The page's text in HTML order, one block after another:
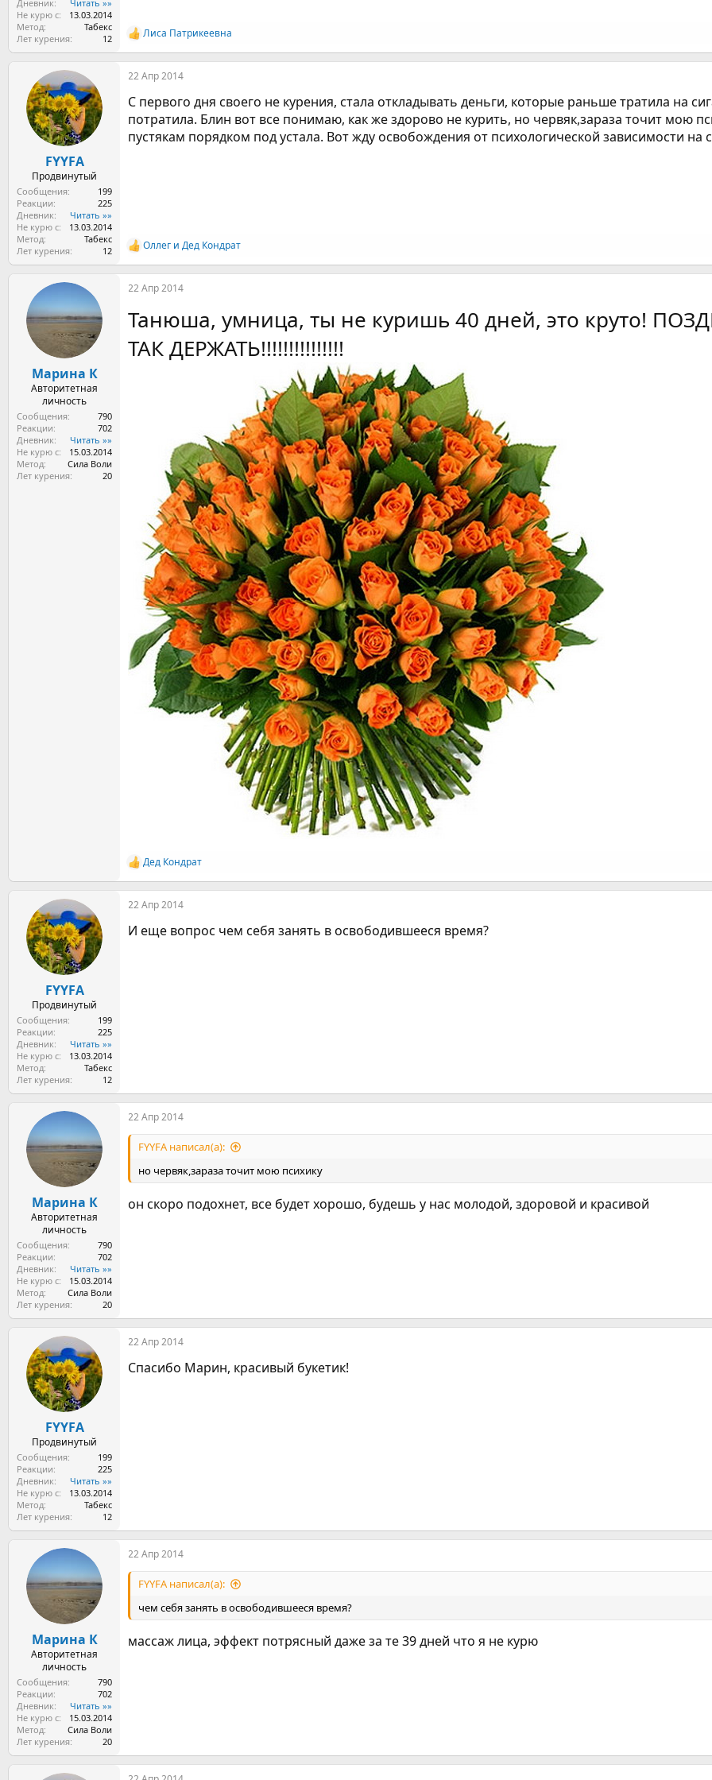
Дневник
Читать »»
Не курю с
13.03.2014
Метод
Табекс
Лет курения
12
Р
е
а
к
и
и
:
Лиса Патрикеевна
FYYFA
Продвинутый
Сообщения
199
Реакции
225
Дневник
Читать »»
Не курю с
13.03.2014
Метод
Табекс
Лет курения
12
22 Апр 2014
С первого дня своего не курения, стала откладывать деньги, которые раньше тратила на
потратила. Блин вот все понимаю, как же здорово не курить, но червяк,зараза точит мою
пустякам порядком под устала. Вот жду освобождения от психологической зависимости на
Р
е
а
к
и
и
:
Оллег и Дед Кондрат
Марина К
Авторитетная
личность
Сообщения
790
Реакции
702
Дневник
Читать »»
Не курю с
15.03.2014
Метод
Сила Воли
Лет курения
20
22 Апр 2014
Танюша, умница, ты не куришь 40 дней, это круто!
ТАК ДЕРЖАТЬ!!!!!!!!!!!!!!!
Р
е
а
к
и
Дед Кондрат
FYYFA
Продвинутый
Сообщения
199
Реакции
225
Дневник
Читать »»
Не курю с
13.03.2014
Метод
Табекс
Лет курения
12
22 Апр 2014
И еще вопрос чем себя занять в освободившееся время?
Марина К
Авторитетная
личность
Сообщения
790
Реакции
702
Дневник
Читать »»
Не курю с
15.03.2014
Метод
Сила Воли
Лет курения
20
22 Апр 2014
FYYFA написал(а):
но червяк,зараза точит мою психику
он скоро подохнет, все будет хорошо, будешь у нас молодой, здоровой и красивой
FYYFA
Продвинутый
Сообщения
199
Реакции
225
Дневник
Читать »»
Не курю с
13.03.2014
Метод
Табекс
Лет курения
12
22 Апр 2014
Спасибо Марин, красивый букетик!
Марина К
Авторитетная
личность
Сообщения
790
Реакции
702
Дневник
Читать »»
Не курю с
15.03.2014
Метод
Сила Воли
Лет курения
20
22 Апр 2014
FYYFA написал(а):
чем себя занять в освободившееся время?
массаж лица, эффект потрясный даже за те 39 дней что я не курю